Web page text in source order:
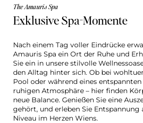
The Amauris Spa
Exklusive Spa-Momente
Nach einem Tag voller Eindrücke
Amauris Spa ein Ort der Ruhe und
Sie ein in unsere stilvolle
den Alltag hinter sich. Ob bei
Pool oder während eines
ruhigen Atmosphäre – hier finden
neue Balance. Genießen Sie eine
gehört, und erleben Sie Entspannung
Niveau im Herzen Wiens.